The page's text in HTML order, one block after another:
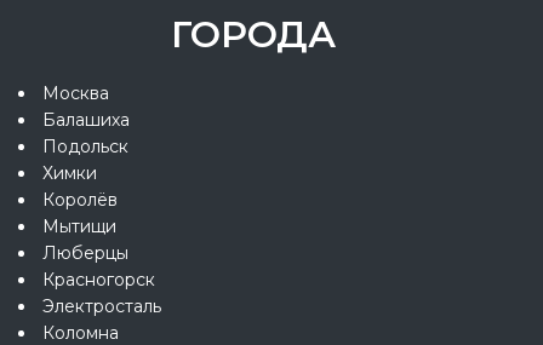
ГОРОДА
Москва
Балашиха
Подольск
Химки
Королёв
Мытищи
Люберцы
Красногорск
Электросталь
Коломна